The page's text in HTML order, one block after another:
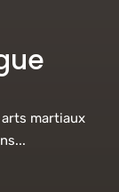
martiaux